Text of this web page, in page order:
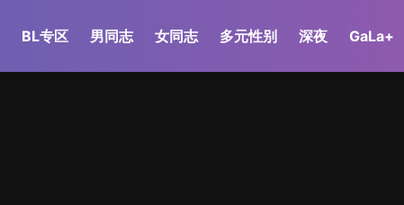
BL专区 男同志 女同志 多元性别 深夜 GaLa+